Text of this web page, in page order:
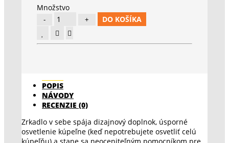
Množstvo
DO KOŠÍKA
POPIS
NÁVODY
RECENZIE (0)
Zrkadlo v sebe spája dizajnový doplnok, úsporné
osvetlenie kúpeľne (keď nepotrebujete osvetliť celú